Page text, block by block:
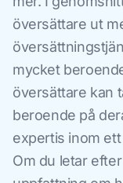
översättare ut
mycket
översättare kan
beroende på
expertis inom
Om du letar